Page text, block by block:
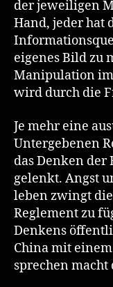
der jeweiligen
Hand, jeder hat
eigenes Bild zu
Manipulation
wird durch die
Je mehr eine
Untergebenen
das Denken
gelenkt. Angst
leben zwingt
Reglement zu
Denkens
China mit
sprechen macht